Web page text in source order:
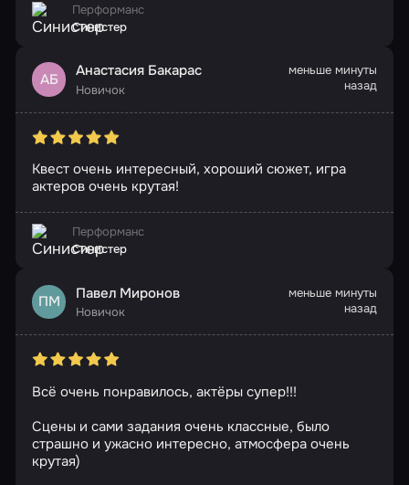
Перформанс
Синистер
АБ Анастасия Бакарас
Новичок
меньше минуты
назад
Квест очень интересный, хороший сюжет, игра
актеров очень крутая!
Перформанс
Синистер
ПМ Павел Миронов
Новичок
меньше минуты
назад
Всё очень понравилось, актёры супер!!!
Сцены и сами задания очень классные, было
страшно и ужасно интересно, атмосфера очень
крутая)